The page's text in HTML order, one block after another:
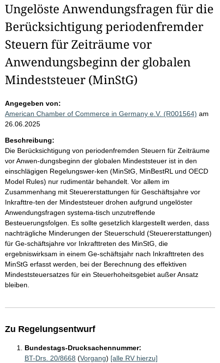
Ungelöste Anwendungsfragen für die
Berücksichtigung periodenfremder
Steuern für Zeiträume vor
Anwendungsbeginn der globalen
Mindeststeuer (MinStG)
Angegeben von:
American Chamber of Commerce in Germany e.V. (R001564) am
26.06.2025
Beschreibung:
Die Berücksichtigung von periodenfremden Steuern für Zeiträume
vor Anwen-dungsbeginn der globalen Mindeststeuer ist in den
einschlägigen Regelungswer-ken (MinStG, MinBestRL und OECD
Model Rules) nur rudimentär behandelt. Vor allem im
Zusammenhang mit Steuererstattungen für Geschäftsjahre vor
Inkrafttre-ten der Mindeststeuer drohen aufgrund ungelöster
Anwendungsfragen systema-tisch unzutreffende
Besteuerungsfolgen. Es sollte gesetzlich klargestellt werden, dass
nachträgliche Minderungen der Steuerschuld (Steuererstattungen)
für Ge-schäftsjahre vor Inkrafttreten des MinStG, die
ergebniswirksam in einem Ge-schäftsjahr nach Inkrafttreten des
MinStG erfasst werden, bei der Berechnung des effektiven
Mindeststeuersatzes für ein Steuerhoheitsgebiet außer Ansatz
bleiben.
Zu Regelungsentwurf
Bundestags-Drucksachennummer:
BT-Drs. 20/8668 (Vorgang) [alle RV hierzu]